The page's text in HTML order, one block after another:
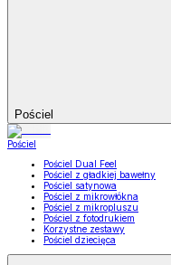
Pościel
Pościel
Pościel Dual Feel
Pościel z gładkiej bawełny
Pościel satynowa
Pościel z mikrowłókna
Pościel z mikropluszu
Pościel z fotodrukiem
Korzystne zestawy
Pościel dziecięca